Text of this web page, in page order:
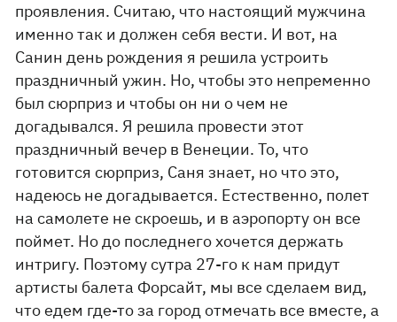
проявления. Считаю, что настоящий мужчина
именно так и должен себя вести. И вот, на
Санин день рождения я решила устроить
праздничный ужин. Но, чтобы это непременно
был сюрприз и чтобы он ни о чем не
догадывался. Я решила провести этот
праздничный вечер в Венеции. То, что
готовится сюрприз, Саня знает, но что это,
надеюсь не догадывается. Естественно, полет
на самолете не скроешь, и в аэропорту он все
поймет. Но до последнего хочется держать
интригу. Поэтому сутра 27-го к нам придут
артисты балета Форсайт, мы все сделаем вид,
что едем где-то за город отмечать все вместе, а